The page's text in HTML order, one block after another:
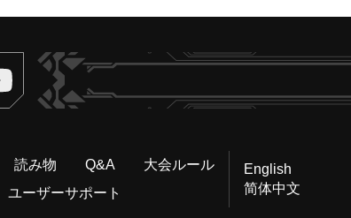
ヴァンガードch
読み物 Q&A
大会ルール
ユーザーサポート
English
简体中文